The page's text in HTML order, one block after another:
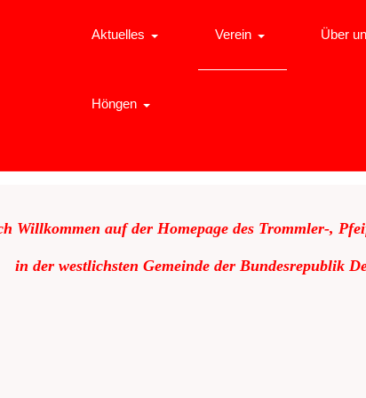
Aktuelles Verein Über
Höngen
Willkommen auf der Homepage des Trommler-,
in der westlichsten Gemeinde der Bundesrepublik